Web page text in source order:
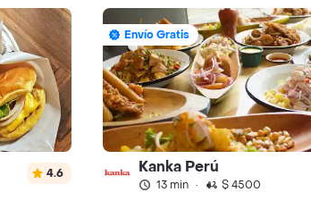
4.6
Envío Gratis
Kanka Perú
13 min · $ 4500